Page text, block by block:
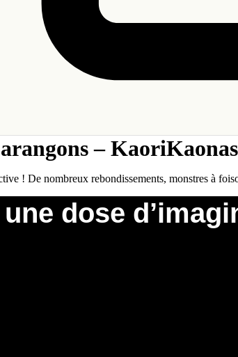
–
! De nombreux rebondissements, monstres à
une dose